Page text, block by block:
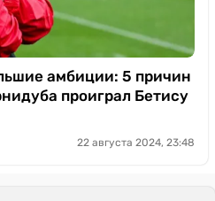
амбиции: 5 причин
проиграл Бетису
22 августа 2024, 23:48